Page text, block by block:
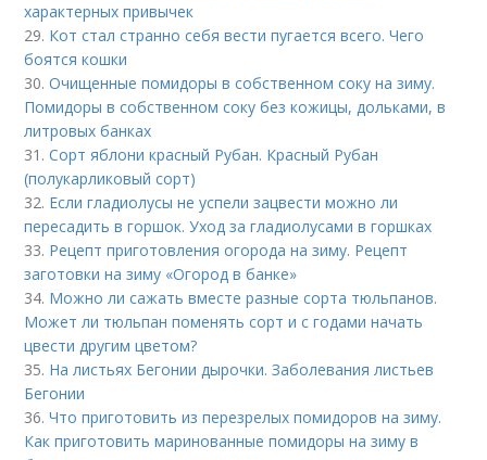
характерных привычек
29. Кот стал странно себя вести пугается всего. Чего
боятся кошки
30.Очищенные помидоры в собственном соку на зиму.
Помидоры в собственном соку без кожицы, дольками, в
литровых банках
31.Сорт яблони красный Рубан. Красный Рубан
(полукарликовый сорт)
32. Если гладиолусы не успели зацвести можно ли
пересадить в горшок. Уход за гладиолусами в горшках
33. Рецепт приготовления огорода на зиму. Рецепт
заготовки на зиму «Огород в банке»
34. Можно ли сажать вместе разные сорта тюльпанов.
Может ли тюльпан поменять сорт и с годами начать
цвести другим цветом?
35. На листьях Бегонии дырочки. Заболевания листьев
Бегонии
36.Что приготовить из перезрелых помидоров на зиму.
Как приготовить маринованные помидоры на зиму в